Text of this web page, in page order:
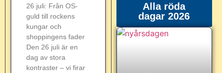
26 juli: Från OS-
guld till rockens
kungar och
shoppingens fader
Den 26 juli är en
dag av stora
kontraster – vi firar
Alla röda
dagar 2026